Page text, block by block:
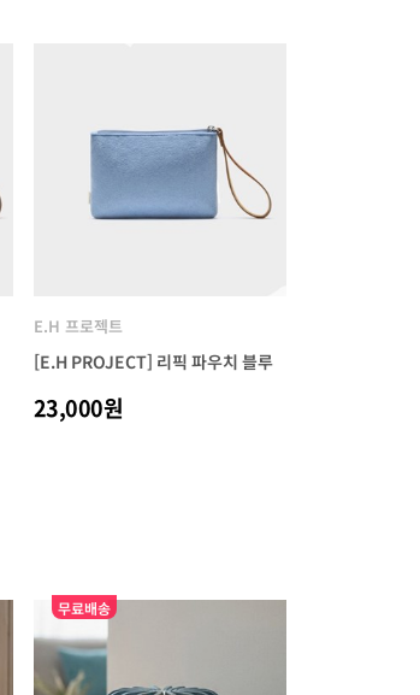
E.H 프로젝트
[E.H PROJECT] 리픽 파우치 블루
23,000원
무료배송